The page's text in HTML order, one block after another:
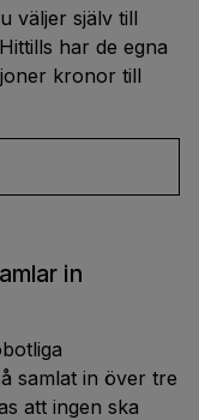
väljer själv till
har de egna
kronor till
in
samlat in över tre
att ingen ska